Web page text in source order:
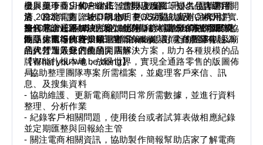
上與線下商店的一站式智慧開店服務，提供包含網路開
店、跨境電商、社群購物、 POS 系統以及 OMO 虛實
整合等全通路解決方案。此外，亦有專業的顧問團隊協
助品牌執行廣告投遞、市場策略建議、行銷企劃以及商
店代營運等全方位的開店解決方案，助力各種規模的品
牌都能扎根本地，放眼世界，實現全通路零售的版圖佈
局。
機、美珍香、葡吉食品、古典玫瑰園等知名品牌選用。
於 2022 年度，SHOPLINE 更成功協助所有品牌用戶
接觸累計超過 15 億人次的消費者，讓 SHOPLINE 成
為亞太市場的行業領軍者。
發展至今，SHOPLINE 全球人數逾二千人，是橫跨香
港、台北、吉隆坡、胡志明市、深圳、廣州、杭州、上
海、北京、新加坡、雅加達等 11 大亞洲城市的國際化
團隊，而 SHOPLINE 創新的服務與頂尖的團隊專注為
品牌打造最好的產品。
SHOPLINE 保有外商的制度福利與新創公司的發展彈
性，你還等什麼！歡迎對 Startup、對電商產業有熱誠
的人才加入我們的頂尖團隊！
【What you will be doing】
- 協助整理團隊專案所需檔案，並處理客戶來信、訊
息、及搜集資料
- 協助維護、更新電商顧問日常所需數據，並進行資料
整理、分析作業
- 紀錄客戶相關問題，使用後台或者試算表做相應紀錄
並定期匯整與回報給主管
- 關注電商相關資訊，協助製作簡報幫助店家了解電商